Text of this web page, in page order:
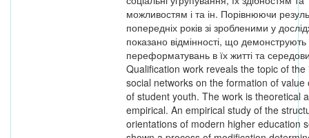
можливостям і та ін. Порівнюючи
попередніх років зі зробленими у
показано відмінності, що демонструють
переформатувань в їх житті та
Qualification work reveals the topic of the
social networks on the formation of value
of student youth. The work is theoretical
empirical. An empirical study of the
orientations of modern higher education